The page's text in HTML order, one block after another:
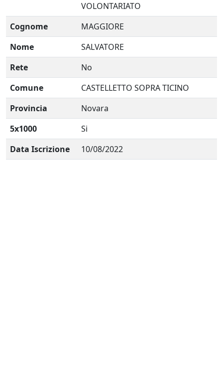
VOLONTARIATO
Cognome
MAGGIORE
Nome
SALVATORE
Rete
No
Comune
CASTELLETTO SOPRA TICINO
Provincia
Novara
5x1000
Si
Data Iscrizione
10/08/2022